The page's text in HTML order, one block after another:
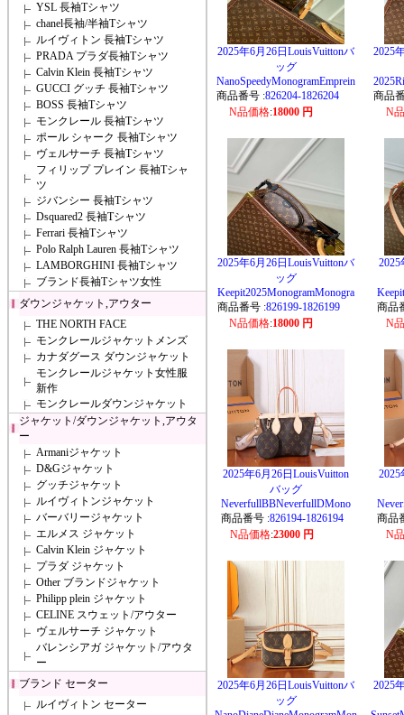
YSL 長袖Tシャツ
chanel長袖/半袖Tシャツ
ルイヴィトン 長袖Tシャツ
PRADA プラダ長袖Tシャツ
Calvin Klein 長袖Tシャツ
GUCCI グッチ 長袖Tシャツ
BOSS 長袖Tシャツ
モンクレール 長袖Tシャツ
ポール シャーク 長袖Tシャツ
ヴェルサーチ 長袖Tシャツ
フィリップ プレイン 長袖Tシャ
ツ
ジバンシー 長袖Tシャツ
Dsquared2 長袖Tシャツ
Ferrari 長袖Tシャツ
Polo Ralph Lauren 長袖Tシャツ
LAMBORGHINI 長袖Tシャツ
ブランド長袖Tシャツ女性
ダウンジャケット,アウター
THE NORTH FACE
モンクレールジャケットメンズ
カナダグース ダウンジャケット
モンクレールジャケット女性服
新作
モンクレールダウンジャケット
ジャケット/ダウンジャケット,アウタ
ー
Armaniジャケット
D&Gジャケット
グッチジャケット
ルイヴィトンジャケット
バーバリージャケット
エルメス ジャケット
Calvin Klein ジャケット
プラダ ジャケット
Other ブランドジャケット
Philipp plein ジャケット
CELINE スウェット/アウター
ヴェルサーチ ジャケット
バレンシアガ ジャケット/アウタ
ー
ブランド セーター
ルイヴィトン セーター
2025年6月26日LouisVuittonバ
ッグ
NanoSpeedyMonogramEmprein
商品番号 :826204-1826204
N品価格:18000 円
2025
商品
N
2025年6月26日LouisVuittonバ
ッグ
Keepit2025MonogramMonogra
商品番号 :826199-1826199
N品価格:18000 円
商品
N
2025年6月26日LouisVuitton
バッグ
NeverfullBBNeverfullDMono
商品番号 :826194-1826194
N品価格:23000 円
商品
N
2025年6月26日LouisVuittonバ
ッグ
2025